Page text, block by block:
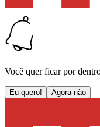
Você quer ficar por
Eu quero! Agora não